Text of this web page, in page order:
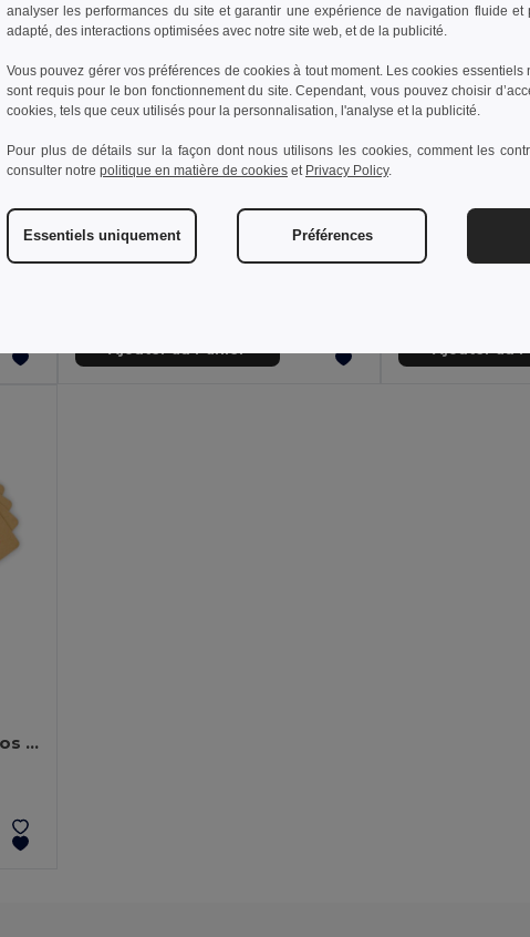
-30%
54 cartes à jouer
Ajouter au Panier
3,64 €
AS Cartes à
Ajouter au
DOMI&CARDS Jeu de dominos et de cartes
analyser les performances du site et garantir une expérience de navigation fluide et
adapté, des interactions optimisées avec notre site web, et de la publicité.
Vous pouvez gérer vos préférences de cookies à tout moment. Les cookies
sont requis pour le bon fonctionnement du site. Cependant, vous pouvez choisir
cookies, tels que ceux utilisés pour la personnalisation, l'analyse et la publicité.
Pour plus de détails sur la façon dont nous utilisons les cookies, comment les
consulter notre politique en matière de cookies et Privacy Policy.
Essentiels uniquement Préférences